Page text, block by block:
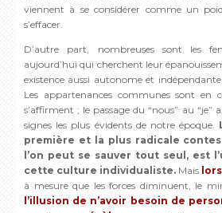
viennent à se considérer comme un
s’effacer.
D’autre part, nombreuses sont les
aujourd’hui qui cherchent leur
existence aussi autonome et
Les appartenances communes sont en
s’affirment ; le passage du “nous” au “je”
signes les plus évidents de notre époque.
première et la plus radicale
l’on peut se sauver tout seul, est
cette culture individualiste. Mais
à mesure que les forces diminuent, le
l’illusion de n’avoir besoin de